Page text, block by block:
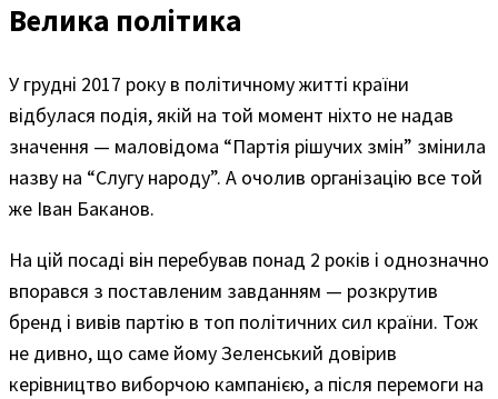
Велика політика
У грудні 2017 року в політичному житті країни
відбулася подія, якій на той момент ніхто не надав
значення — маловідома “Партія рішучих змін” змінила
назву на “Слугу народу”. А очолив організацію все той
же Іван Баканов.
На цій посаді він перебував понад 2 років і однозначно
впорався з поставленим завданням — розкрутив
бренд і вивів партію в топ політичних сил країни. Тож
не дивно, що саме йому Зеленський довірив
керівництво виборчою кампанією, а після перемоги на